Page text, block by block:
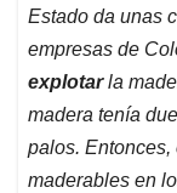
Estado da unas
empresas de
explotarla
madera tenía
palos.
maderables en